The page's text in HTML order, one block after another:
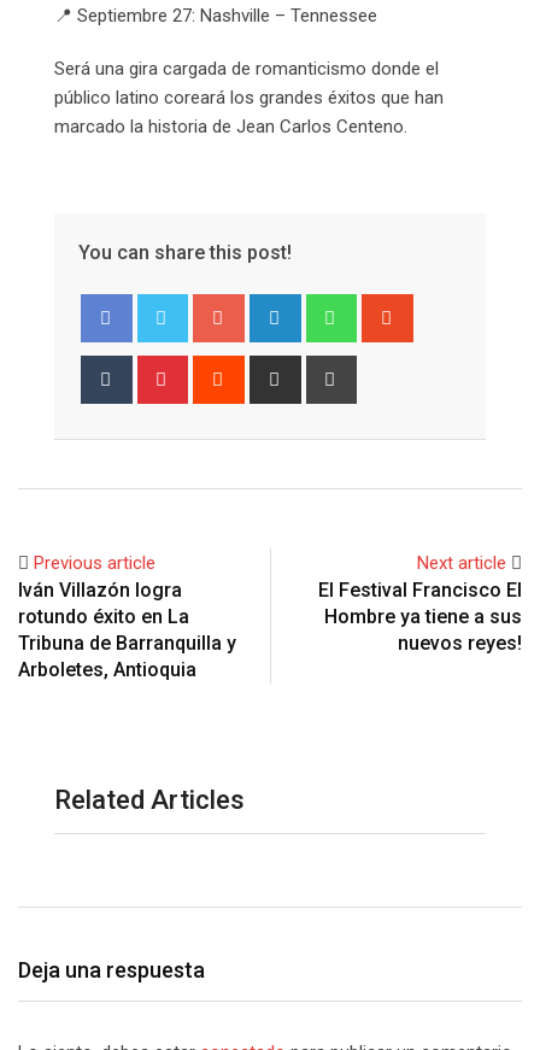
📍 Septiembre 27: Nashville – Tennessee
Será una gira cargada de romanticismo donde el
público latino coreará los grandes éxitos que han
marcado la historia de Jean Carlos Centeno.
You can share this post!
Google+ LinkedIn Whatsapp
Tumblr Pinterest Reddit
Share
Previous article
Iván Villazón logra
rotundo éxito en La
Tribuna de Barranquilla y
Arboletes, Antioquia
Next article
El Festival Francisco El
Hombre ya tiene a sus
nuevos reyes!
Related Articles
Deja una respuesta